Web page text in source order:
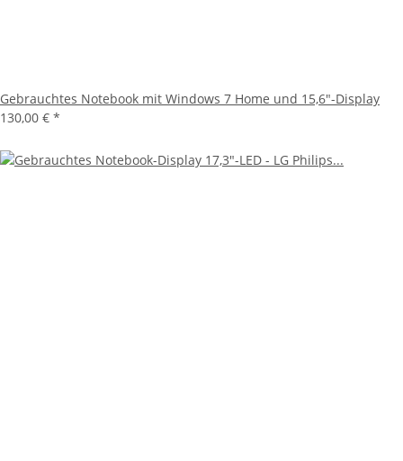
Gebrauchtes Notebook mit Windows 7 Home und 15,6"-Display
130,00 € *